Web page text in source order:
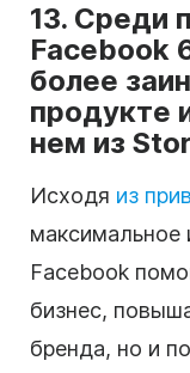
13. Среди
Facebook
более
продукте
нем из
Исходя из
максимальное
Facebook
бизнес,
бренда, но и